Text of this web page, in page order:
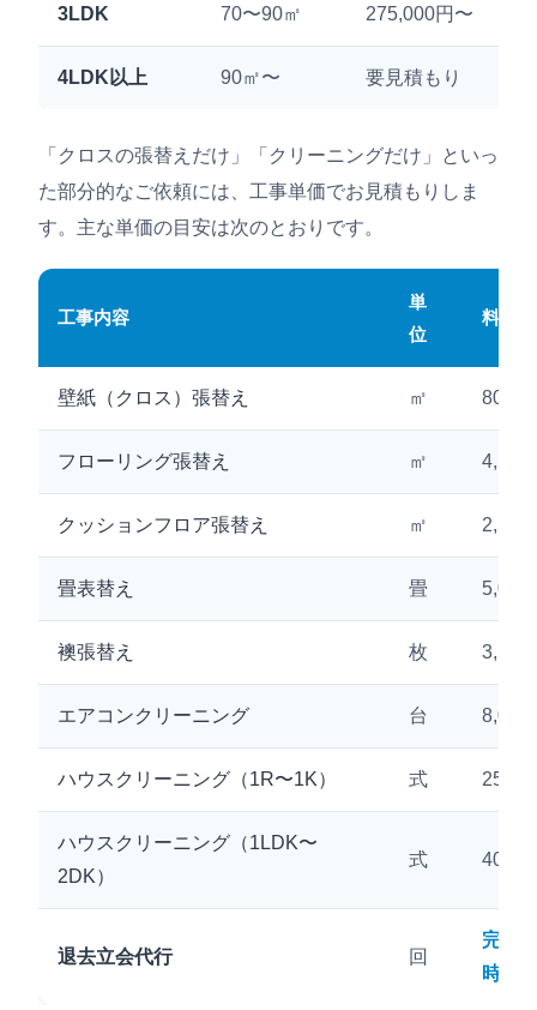
3LDK 70〜90㎡ 275,000円〜
4LDK以上 90㎡〜 要見積もり
「クロスの張替えだけ」「クリーニングだけ」といっ
た部分的なご依頼には、工事単価でお見積もりしま
す。主な単価の目安は次のとおりです。
工事内容
単
位
料金
壁紙（クロス）張替え ㎡ 800
フローリング張替え ㎡ 4,500
クッションフロア張替え ㎡ 2,500
畳表替え 畳 5,000
襖張替え 枚 3,500
エアコンクリーニング 台 8,000
ハウスクリーニング（1R〜1K） 式
ハウスクリーニング（1LDK〜
2DK）
式
退去立会代行 回
完全
時）